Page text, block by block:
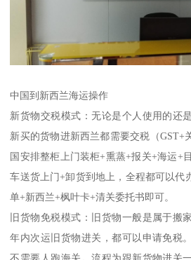
中国到新西兰海运操作
新货物交税模式：无论是个人使用的还
新买的货物进新西兰都需要交税（GST+
国安排整柜上门装柜+熏蒸+报关+海运+
车送货上门+卸货到地上，全程都可以代
单+新西兰+枫叶卡+清关委托书即可。
旧货物免税模式：旧货物一般是属于搬
年内次运旧货物进关，都可以申请免税